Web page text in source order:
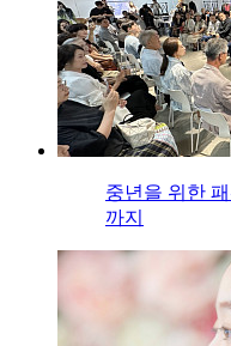
중년을 위한
까지